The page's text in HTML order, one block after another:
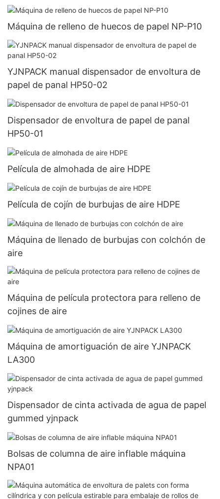
Máquina de relleno de huecos de papel NP-P10
YJNPACK manual dispensador de envoltura de
papel de panal HP50-02
Dispensador de envoltura de papel de panal
HP50-01
Película de almohada de aire HDPE
Película de cojín de burbujas de aire HDPE
Máquina de llenado de burbujas con colchón de
aire
Máquina de película protectora para relleno de
cojines de aire
Máquina de amortiguación de aire YJNPACK
LA300
Dispensador de cinta activada de agua de papel
gummed yjnpack
Bolsas de columna de aire inflable máquina
NPA01